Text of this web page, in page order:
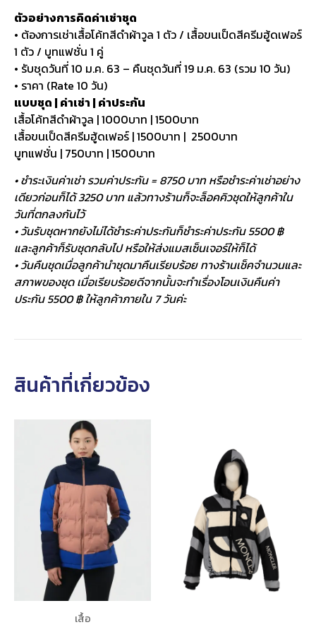
ตัวอย่างการคิดค่าเช่าชุด
• ต้องการเช่าเสื้อโค้ทสีดำผ้าวูล 1 ตัว / เสื้อขนเป็ดสีครีมฮู้ดเฟอร์
1 ตัว / บูทแฟชั่น 1 คู่
• รับชุดวันที่ 10 ม.ค. 63 – คืนชุดวันที่ 19 ม.ค. 63 (รวม 10 วัน)
• ราคา (Rate 10 วัน)
แบบชุด | ค่าเช่า | ค่าประกัน
เสื้อโค้ทสีดำผ้าวูล | 1000บาท | 1500บาท
เสื้อขนเป็ดสีครีมฮู้ดเฟอร์ | 1500บาท | 2500บาท
บูทแฟชั่น | 750บาท | 1500บาท
• ชำระเงินค่าเช่า รวมค่าประกัน = 8750 บาท หรือชำระค่าเช่าอย่าง
เดียวก่อนก็ได้ 3250 บาท แล้วทางร้านก็จะล็อคคิวชุดให้ลูกค้าใน
วันที่ตกลงกันไว้
• วันรับชุดหากยังไม่ได้ชำระค่าประกันก็ชำระค่าประกัน 5500 ฿
และลูกค้าก็รับชุดกลับไป หรือให้ส่งแมสเซ็นเจอร์ให้ก็ได้
• วันคืนชุดเมื่อลูกค้านำชุดมาคืนเรียบร้อย ทางร้านเช็คจำนวนและ
สภาพของชุด เมื่อเรียบร้อยดีจากนั้นจะทำเรื่องโอนเงินคืนค่า
ประกัน 5500 ฿ ให้ลูกค้าภายใน 7 วันค่ะ
สินค้าที่เกี่ยวข้อง
เสื้อ